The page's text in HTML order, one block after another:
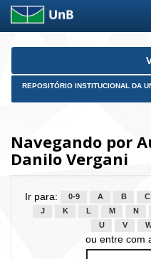
Skip
REPOSITÓRIO INSTITUCIONAL DA
Navegando por
Danilo Vergani
Ir para: 0-9 A B C
J
K L M N
U
V
ou entre com